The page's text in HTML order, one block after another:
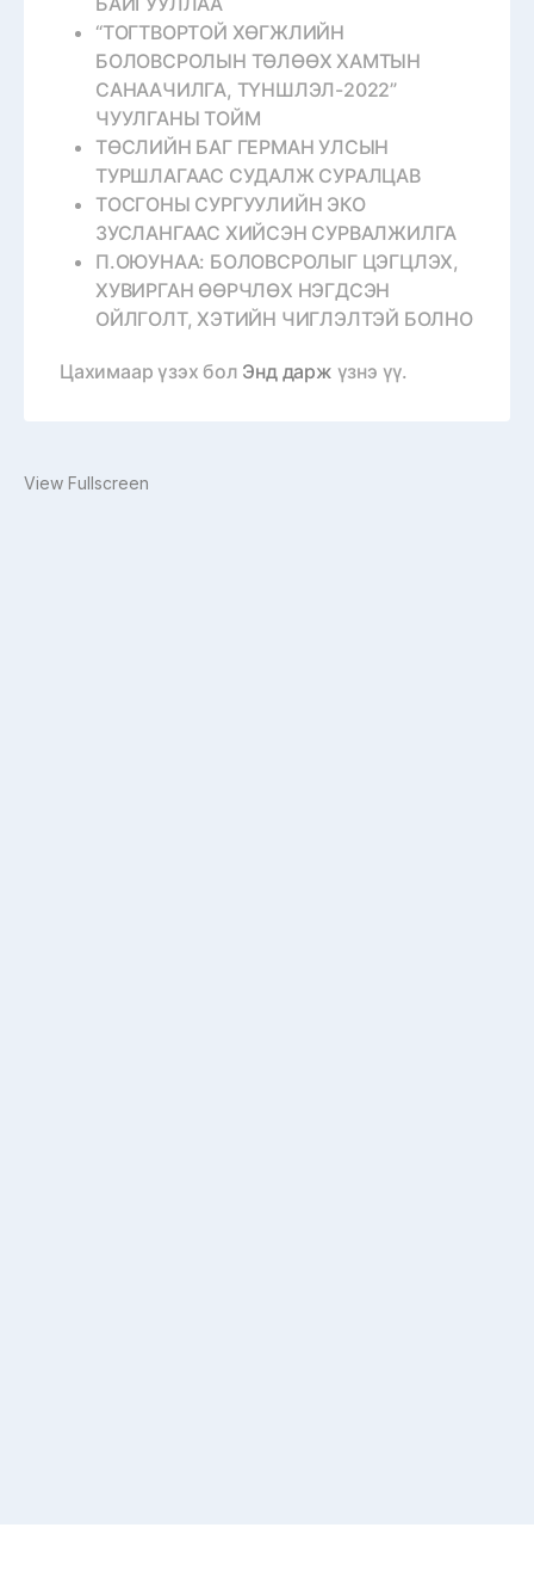
“ТОГТВОРТОЙ ХӨГЖЛИЙН
БОЛОВСРОЛЫН ТӨЛӨӨХ ХАМТЫН
САНААЧИЛГА, ТҮНШЛЭЛ-2022”
ЧУУЛГАНЫ ТОЙМ
ТӨСЛИЙН БАГ ГЕРМАН УЛСЫН
ТУРШЛАГААС СУДАЛЖ СУРАЛЦАВ
ТОСГОНЫ СУРГУУЛИЙН ЭКО
ЗУСЛАНГААС ХИЙСЭН СУРВАЛЖИЛГА
П.ОЮУНАА: БОЛОВСРОЛЫГ ЦЭГЦЛЭХ,
ХУВИРГАН ӨӨРЧЛӨХ НЭГДСЭН
ОЙЛГОЛТ, ХЭТИЙН ЧИГЛЭЛТЭЙ БОЛНО
Цахимаар үзэх бол Энд дарж үзнэ үү.
View Fullscreen